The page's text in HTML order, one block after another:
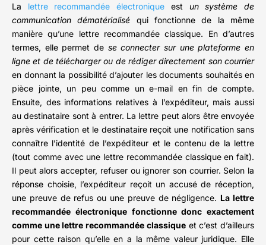
La lettre recommandée électronique est un système de
communication dématérialisé qui fonctionne de la même
manière qu’une lettre recommandée classique. En d’autres
termes, elle permet de se connecter sur une plateforme en
ligne et de télécharger ou de rédiger directement son courrier
en donnant la possibilité d’ajouter les documents souhaités en
pièce jointe, un peu comme un e-mail en fin de compte.
Ensuite, des informations relatives à l’expéditeur, mais aussi
au destinataire sont à entrer. La lettre peut alors être envoyée
après vérification et le destinataire reçoit une notification sans
connaître l’identité de l’expéditeur et le contenu de la lettre
(tout comme avec une lettre recommandée classique en fait).
Il peut alors accepter, refuser ou ignorer son courrier. Selon la
réponse choisie, l’expéditeur reçoit un accusé de réception,
une preuve de refus ou une preuve de négligence. La lettre
recommandée électronique fonctionne donc exactement
comme une lettre recommandée classiqueet c’est d’ailleurs
pour cette raison qu’elle en a la même valeur juridique. Elle